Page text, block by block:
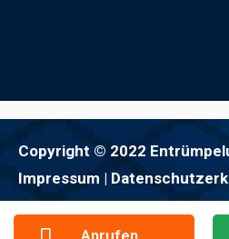
Copyright © 2022
Impressum |
Anrufen